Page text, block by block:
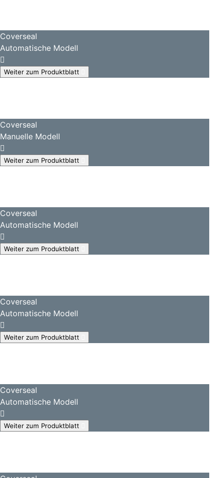
Coverseal
Automatische Modell
Weiter zum Produktblatt
Coverseal
Manuelle Modell
Weiter zum Produktblatt
Coverseal
Automatische Modell
Weiter zum Produktblatt
Coverseal
Automatische Modell
Weiter zum Produktblatt
Coverseal
Automatische Modell
Weiter zum Produktblatt